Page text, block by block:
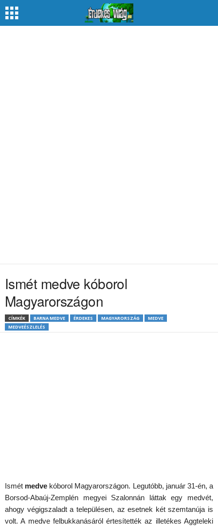
Ismét medve kóborol
Magyarországon
CÍMKÉK BARNA MEDVE ÉRDEKES MAGYARORSZÁG
MEDVE
MEDVEÉSZLELÉS
Ismét medve kóborol Magyarországon. Legutóbb, január 31-én, a
Borsod-Abaúj-Zemplén megyei Szalonnán láttak egy medvét,
ahogy végigszaladt a településen, az esetnek két szemtanúja is
volt. A medve felbukkanásáról értesítették az illetékes Aggteleki